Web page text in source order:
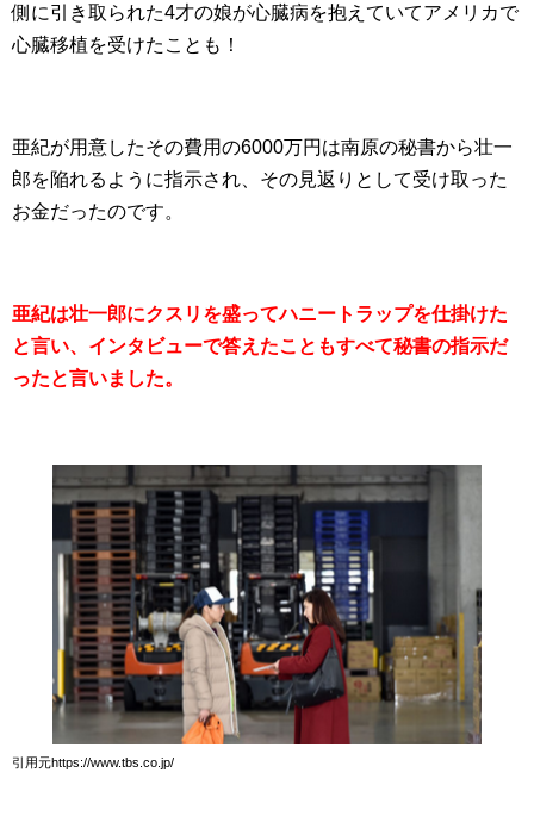
側に引き取られた4才の娘が心臓病を抱えていてアメリカで
心臓移植を受けたことも！
亜紀が用意したその費用の6000万円は南原の秘書から壮一
郎を陥れるように指示され、その見返りとして受け取った
お金だったのです。
亜紀は壮一郎にクスリを盛ってハニートラップを仕掛けた
と言い、インタビューで答えたこともすべて秘書の指示だ
ったと言いました。
引用元https://www.tbs.co.jp/